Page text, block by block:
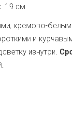
19 см.
кремово-
и
изнутри.